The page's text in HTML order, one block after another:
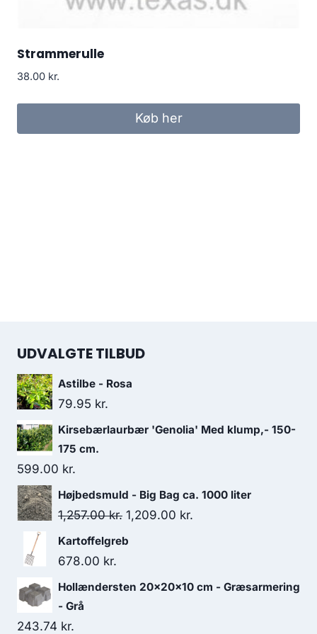
Strammerulle
38.00 kr.
Køb her
UDVALGTE TILBUD
Astilbe - Rosa
79.95 kr.
Kirsebærlaurbær 'Genolia' Med klump,- 150-
175 cm.
599.00 kr.
Højbedsmuld - Big Bag ca. 1000 liter
1,257.00kr. Den
oprindelige
1,209.00 kr.
Kartoffelgreb
678.00 kr.
Hollændersten 20x20x10 cm - Græsarmering
- Grå
243.74 kr.